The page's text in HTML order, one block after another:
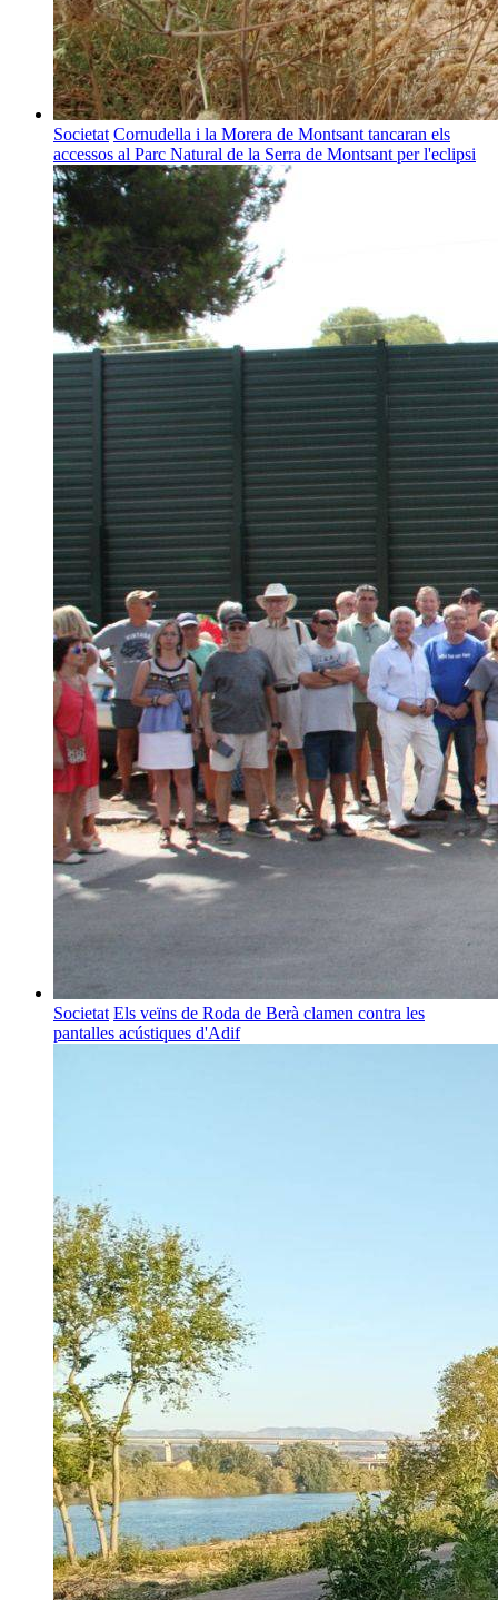
Societat Cornudella i la Morera de Montsant tancaran els
accessos al Parc Natural de la Serra de Montsant per l'eclipsi
Societat Els veïns de Roda de Berà clamen contra les
pantalles acústiques d'Adif